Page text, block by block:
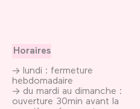
Horaires
→ lundi : fermeture
hebdomadaire
→ du mardi au dimanche :
ouverture 30min avant la